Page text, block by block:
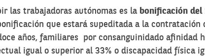
las trabajadoras autónomas es la bonificación del
que estará supeditada a la
años, familiares por consanguinidado afinidad
igual o superior al 33% o discapacidad física